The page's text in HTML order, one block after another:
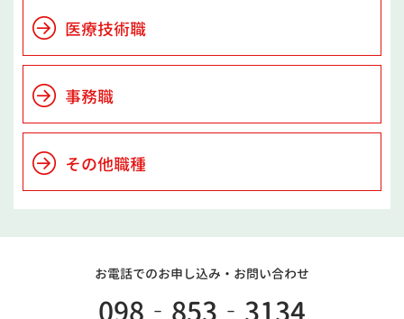
医療技術職
事務職
その他職種
お電話でのお申し込み・ お問い合わせ